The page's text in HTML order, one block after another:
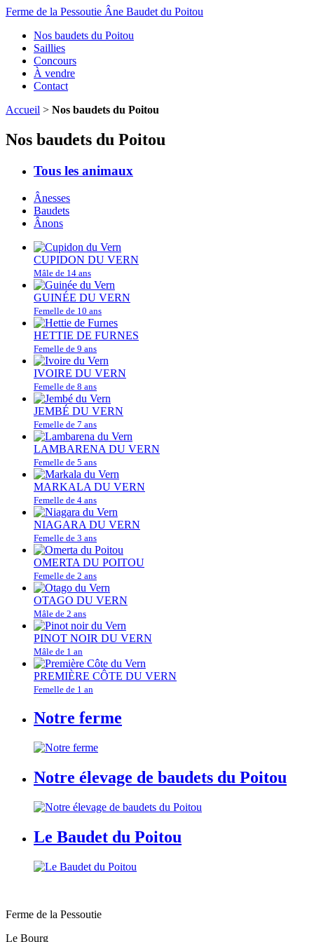
Ferme de la Pessoutie Âne Baudet du Poitou
Nos baudets du Poitou
Saillies
Concours
À vendre
Contact
Accueil > Nos baudets du Poitou
Nos baudets du Poitou
Tous les animaux
Ânesses
Baudets
Ânons
CUPIDON DU VERN
Mâle de 14 ans
GUINÉE DU VERN
Femelle de 10 ans
HETTIE DE FURNES
Femelle de 9 ans
IVOIRE DU VERN
Femelle de 8 ans
JEMBÉ DU VERN
Femelle de 7 ans
LAMBARENA DU VERN
Femelle de 5 ans
MARKALA DU VERN
Femelle de 4 ans
NIAGARA DU VERN
Femelle de 3 ans
OMERTA DU POITOU
Femelle de 2 ans
OTAGO DU VERN
Mâle de 2 ans
PINOT NOIR DU VERN
Mâle de 1 an
PREMIÈRE CÔTE DU VERN
Femelle de 1 an
Notre ferme
Notre élevage de baudets du Poitou
Le Baudet du Poitou
Ferme de la Pessoutie
Le Bourg